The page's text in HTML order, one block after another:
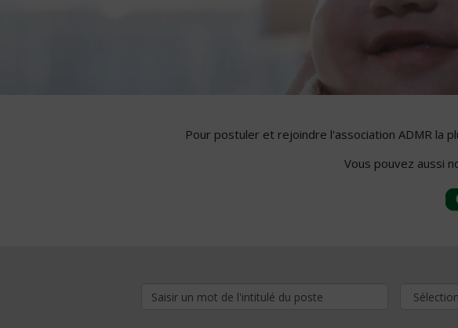
Pour postuler et rejoindre l'association ADMR la
Vous pouvez aussi